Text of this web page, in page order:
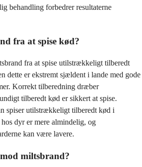
behandling forbedrer resultaterne
fra at spise kød?
fra at spise utilstrækkeligt tilberedt
dette er ekstremt sjældent i lande med gode
Korrekt tilberedning dræber
tilberedt kød er sikkert at spise.
spiser utilstrækkeligt tilberedt kød i
dyr er mere almindelig, og
kan være lavere.
miltsbrand?